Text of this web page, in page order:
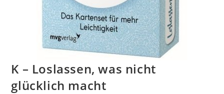
K – Loslassen, was nicht
glücklich macht